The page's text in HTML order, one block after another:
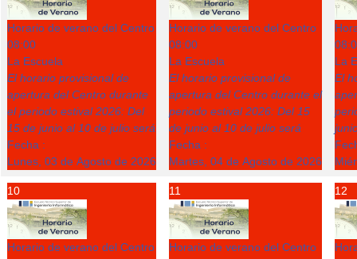
Horario de verano del Centro
08:00
La Escuela
El horario provisional de
apertura del Centro durante
el periodo estival 2026: Del
15 de junio al 10 de julio será
Fecha :
Lunes, 03 de Agosto de 2026
Horario de verano del Centro
08:00
La Escuela
El horario provisional de
apertura del Centro durante el
periodo estival 2026: Del 15
de junio al 10 de julio será
Fecha :
Martes, 04 de Agosto de 2026
La
El
10
Horario de verano del Centro
11
Horario de verano del Centro
12